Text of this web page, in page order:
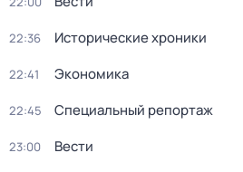
22:36 Исторические хроники
22:41 Экономика
22:45 Специальный репортаж
23:00 Вести